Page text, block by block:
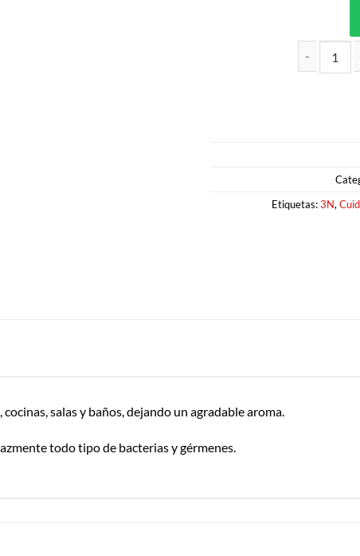
DESINFECTANTE PASIÓN
Etiquetas:3N,
salas y baños, dejando un agradable aroma.
todo tipo de bacterias y gérmenes.